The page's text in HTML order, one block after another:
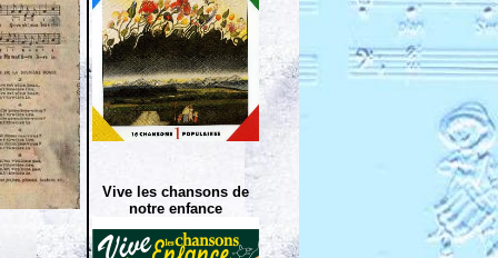
Vive les chansons de
notre enfance